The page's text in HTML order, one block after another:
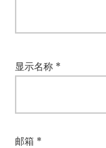
显示名称 *
邮箱 *